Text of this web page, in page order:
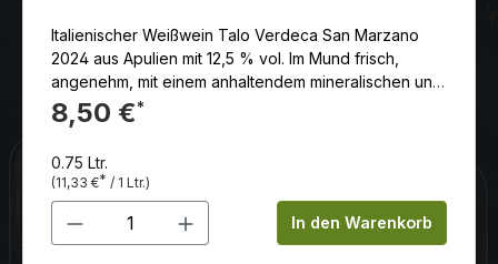
Italienischer Weißwein Talo Verdeca San Marzano
2024 aus Apulien mit 12,5 % vol. Im Mund frisch,
angenehm, mit einem anhaltendem mineralischen und
würzigem Nachhall.
8,50 €*
0.75 Ltr.
(11,33 €* / 1 Ltr.)
Produkt Anzahl: Gib denIn den Warenkorb